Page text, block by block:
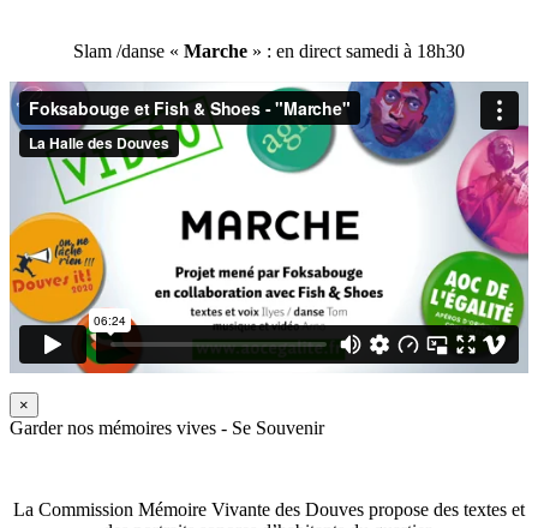
Slam /danse « Marche » : en direct samedi à 18h30
×
Garder nos mémoires vives - Se Souvenir
La Commission Mémoire Vivante des Douves propose des textes et